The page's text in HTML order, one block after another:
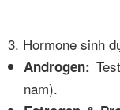
3. Hormone sinh
Androgen:
nam).